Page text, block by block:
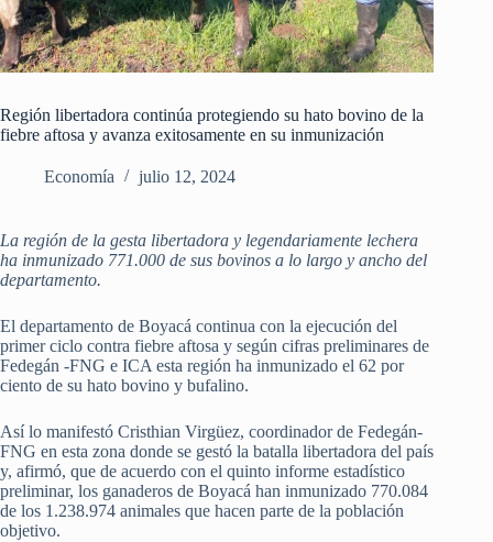
Región libertadora continúa protegiendo su hato bovino de la
fiebre aftosa y avanza exitosamente en su inmunización
Economía julio 12, 2024
La región de la gesta libertadora y legendariamente lechera
ha inmunizado 771.000 de sus bovinos a lo largo y ancho del
departamento.
El departamento de Boyacá continua con la ejecución del
primer ciclo contra fiebre aftosa y según cifras preliminares de
Fedegán -FNG e ICA esta región ha inmunizado el 62 por
ciento de su hato bovino y bufalino.
Así lo manifestó Cristhian Virgüez, coordinador de Fedegán-
FNG en esta zona donde se gestó la batalla libertadora del país
y, afirmó, que de acuerdo con el quinto informe estadístico
preliminar, los ganaderos de Boyacá han inmunizado 770.084
de los 1.238.974 animales que hacen parte de la población
objetivo.